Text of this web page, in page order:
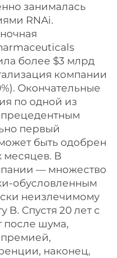
занималась
RNAi.
более $3 млрд
компании
Окончательные
по одной из
первый
быть одобрен
месяцев. В
— множество
обусловленным
неизлечимому
B. Спустя 20 лет с
после шума,
премией,
наконец,